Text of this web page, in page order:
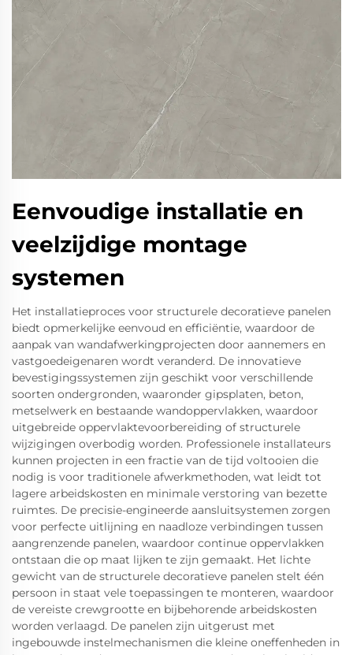
Eenvoudige installatie en
veelzijdige montage
systemen
Het installatieproces voor structurele decoratieve panelen
biedt opmerkelijke eenvoud en efficiëntie, waardoor de
aanpak van wandafwerkingprojecten door aannemers en
vastgoedeigenaren wordt veranderd. De innovatieve
bevestigingssystemen zijn geschikt voor verschillende
soorten ondergronden, waaronder gipsplaten, beton,
metselwerk en bestaande wandoppervlakken, waardoor
uitgebreide oppervlaktevoorbereiding of structurele
wijzigingen overbodig worden. Professionele installateurs
kunnen projecten in een fractie van de tijd voltooien die
nodig is voor traditionele afwerkmethoden, wat leidt tot
lagere arbeidskosten en minimale verstoring van bezette
ruimtes. De precisie-engineerde aansluitsystemen zorgen
voor perfecte uitlijning en naadloze verbindingen tussen
aangrenzende panelen, waardoor continue oppervlakken
ontstaan die op maat lijken te zijn gemaakt. Het lichte
gewicht van de structurele decoratieve panelen stelt één
persoon in staat vele toepassingen te monteren, waardoor
de vereiste crewgrootte en bijbehorende arbeidskosten
worden verlaagd. De panelen zijn uitgerust met
ingebouwde instelmechanismen die kleine oneffenheden in